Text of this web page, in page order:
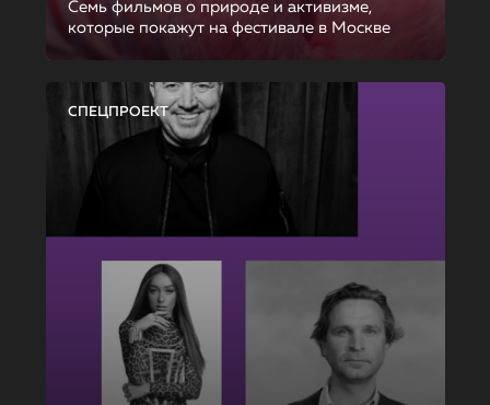
Семь фильмов о природе и активизме,
которые покажут на фестивале в Москве
СПЕЦПРОЕКТ